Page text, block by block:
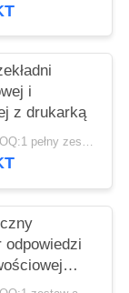
i
z drukarką
Zbywalny MOQ:1 pełny zestaw Tester współczynnika obrotów transformatora
odpowiedzi
SFRA z